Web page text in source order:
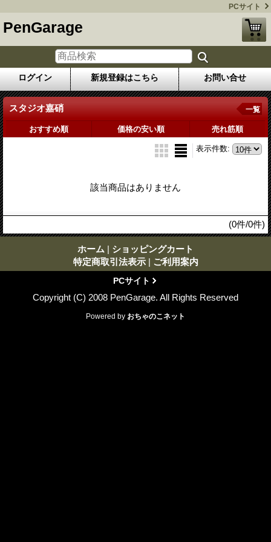
PCサイト
PenGarage
ログイン 新規登録はこちら お問い合せ
スタジオ嘉硝 一覧
おすすめ順 価格の安い順 売れ筋順
表示件数:
該当商品はありません
(0件/0件)
ホーム | ショッピングカート
特定商取引法表示 | ご利用案内
PCサイト
Copyright (C) 2008 PenGarage. All Rights Reserved
Powered by おちゃのこネット